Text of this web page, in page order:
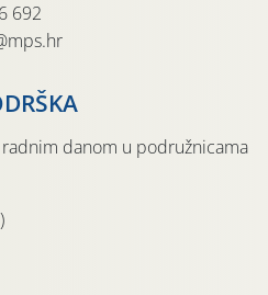
692
danom u podružnicama